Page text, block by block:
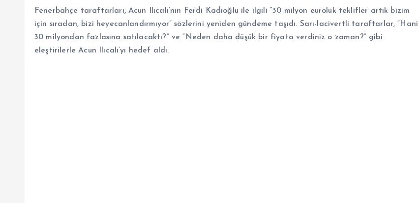
Fenerbahçe taraftarları, Acun Ilıcalı’nın Ferdi Kadıoğlu ile ilgili “30 milyon euroluk teklifler artık bizim
için sıradan, bizi heyecanlandırmıyor” sözlerini yeniden gündeme taşıdı. Sarı-lacivertli taraftarlar, “Hani
30 milyondan fazlasına satılacaktı?” ve “Neden daha düşük bir fiyata verdiniz o zaman?” gibi
eleştirilerle Acun Ilıcalı’yı hedef aldı.